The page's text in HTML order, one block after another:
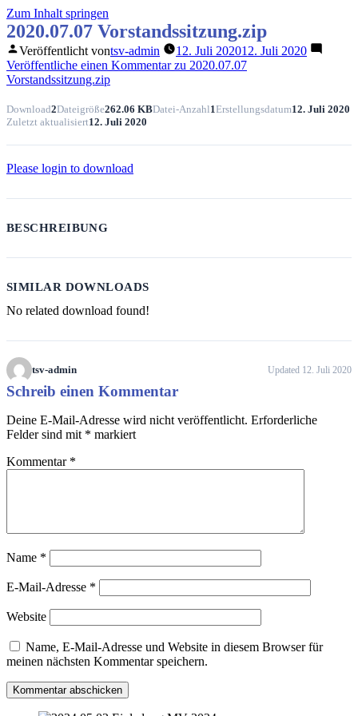
Zum Inhalt springen
2020.07.07 Vorstandssitzung.zip
Veröffentlicht vontsv-admin 12. Juli 202012. Juli 2020
Veröffentliche einen Kommentarzu 2020.07.07
Vorstandssitzung.zip
Download2Dateigröße262.06 KBDatei-Anzahl1Erstellungsdatum12. Juli 2020
Zuletzt aktualisiert12. Juli 2020
Please login to download
BESCHREIBUNG
SIMILAR DOWNLOADS
No related download found!
tsv-admin Updated 12. Juli 2020
Schreib einen Kommentar
Deine E-Mail-Adresse wird nicht veröffentlicht. Erforderliche
Felder sind mit * markiert
Kommentar *
Name *
E-Mail-Adresse *
Website
Name, E-Mail-Adresse und Website in diesem Browser für
meinen nächsten Kommentar speichern.